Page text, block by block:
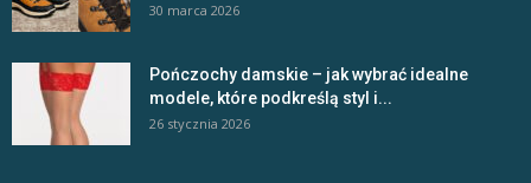
30 marca 2026
Pończochy damskie – jak wybrać idealne
modele, które podkreślą styl i...
26 stycznia 2026